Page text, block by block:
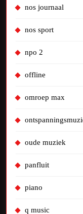
nos journaal
nos sport
npo 2
offline
omroep max
oude muziek
panfluit
piano
q music